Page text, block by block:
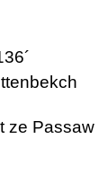
ze Passaw